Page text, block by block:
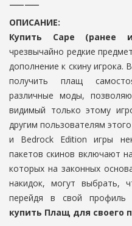
ОПИСАНИЕ:
Купить Cape (ранее
чрезвычайно редкие
дополнение к скину
получить плащ
различные моды,
видимый только этому
другим пользователям
и Bedrock Edition игры
пакетов скинов включают
которых на законных
накидок, могут выбрать,
перейдя в свой
купить Плащ для своего